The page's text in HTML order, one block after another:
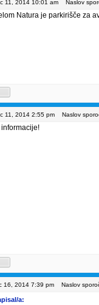
11, 2014 10:01 am Naslov
Natura je parkirišče za
11, 2014 2:55 pm Naslov
16, 2014 7:39 pm Naslov
a: